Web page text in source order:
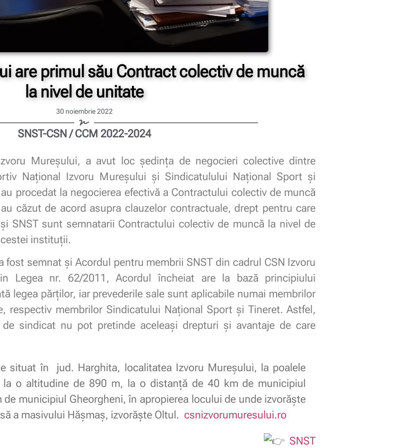
are primul său Contract colectiv de muncă
la nivel de unitate
30 noiembrie 2022
SNST-CSN / CCM 2022-2024
Mureșului, a avut loc ședința de negocieri colective dintre
Naţional Izvoru Mureşului și Sindicatulului Național Sport și
procedat la negocierea efectivă a Contractului colectiv de muncă
căzut de acord asupra clauzelor contractuale, drept pentru care
SNST sunt semnatarii Contractului colectiv de muncă la nivel de
instituții.
fost semnat și Acordul pentru membrii SNST din cadrul CSN Izvoru
Legea nr. 62/2011, Acordul încheiat are la bază principiului
legea părților, iar prevederile sale sunt aplicabile numai membrilor
respectiv membrilor Sindicatului Național Sport și Tineret. Astfel,
sindicat nu pot pretinde aceleași drepturi și avantaje de care
situat în jud. Harghita, localitatea Izvoru Mureșului, la poalele
la o altitudine de 890 m, la o distanţă de 40 km de municipiul
municipiul Gheorgheni, în apropierea locului de unde izvorăşte
a masivului Hăşmaş, izvorăşte Oltul. csnizvorumuresului.ro
SNST